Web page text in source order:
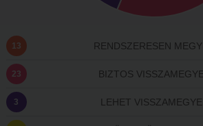
13 RENDSZERESEN
23 BIZTOS
3 LEHET